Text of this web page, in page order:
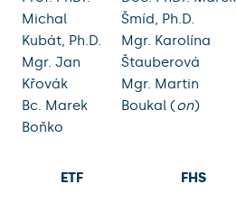
Michal
Kubát, Ph.D.
Mgr. Jan
Křovák
Bc. Marek
Boňko
Šmíd, Ph.D.
Mgr. Karolína
Štauberová
Mgr. Martin
Boukal (on)
ETF FHS